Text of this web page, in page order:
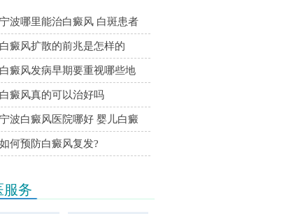
宁波哪里能治白癜风 白斑患者
白癜风扩散的前兆是怎样的
白癜风发病早期要重视哪些地
白癜风真的可以治好吗
宁波白癜风医院哪好 婴儿白癜
如何预防白癜风复发?
服务